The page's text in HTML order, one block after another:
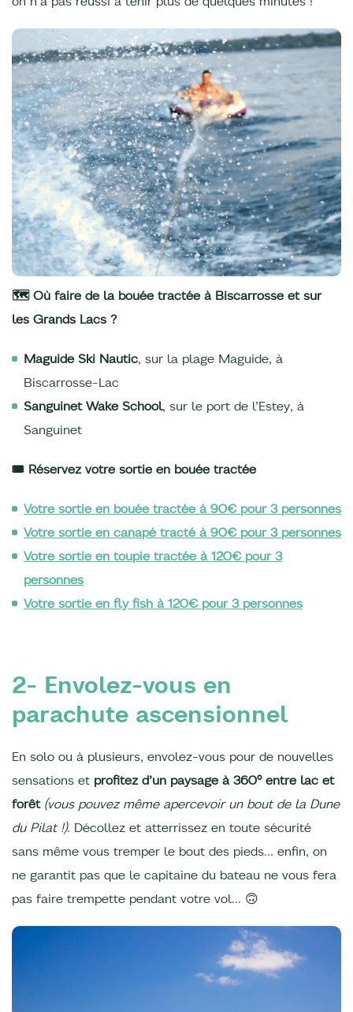
🗺️ Où faire de la bouée tractée à Biscarrosse et sur
les Grands Lacs ?
Maguide Ski Nautic, sur la plage Maguide, à
Biscarrosse-Lac
Sanguinet Wake School, sur le port de l’Estey, à
Sanguinet
🎟️ Réservez votre sortie en bouée tractée
Votre sortie en bouée tractée à 90€ pour 3 personnes
Votre sortie en canapé tracté à 90€ pour 3 personnes
Votre sortie en toupie tractée à 120€ pour 3
personnes
Votre sortie en fly fish à 120€ pour 3 personnes
2- Envolez-vous en
parachute ascensionnel
En solo ou à plusieurs, envolez-vous pour de nouvelles
sensations et profitez d’un paysage à 360° entre lac et
forêt (vous pouvez même apercevoir un bout de la Dune
du Pilat !). Décollez et atterrissez en toute sécurité
sans même vous tremper le bout des pieds… enfin, on
ne garantit pas que le capitaine du bateau ne vous fera
pas faire trempette pendant votre vol… 🙃